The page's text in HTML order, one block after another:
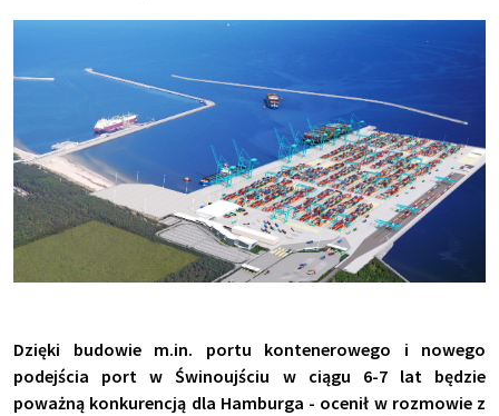
Dzięki budowie m.in. portu kontenerowego i nowego
podejścia port w Świnoujściu w ciągu 6-7 lat będzie
poważną konkurencją dla Hamburga - ocenił w rozmowie z